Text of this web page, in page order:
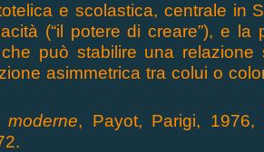
e scolastica, centrale in
(“il potere di creare”), e la
può stabilire una relazione
asimmetrica tra colui o
, Payot, Parigi,